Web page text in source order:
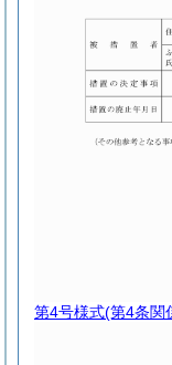
第4号様式(第4条関